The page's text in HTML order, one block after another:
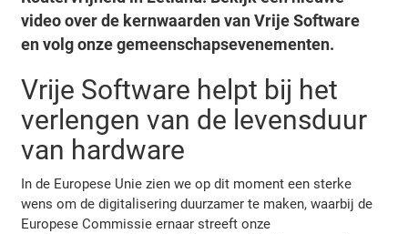
video over de kernwaarden van Vrije Software
en volg onze gemeenschapsevenementen.
Vrije Software helpt bij het
verlengen van de levensduur
van hardware
In de Europese Unie zien we op dit moment een sterke
wens om de digitalisering duurzamer te maken, waarbij de
Europese Commissie ernaar streeft onze